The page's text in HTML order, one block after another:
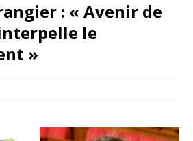
: « Avenir de
le
»